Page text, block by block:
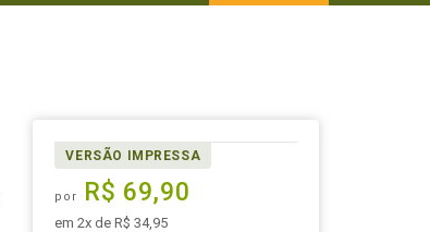
VERSÃO IMPRESSA
por R$ 69,90
em 2x de R$ 34,95